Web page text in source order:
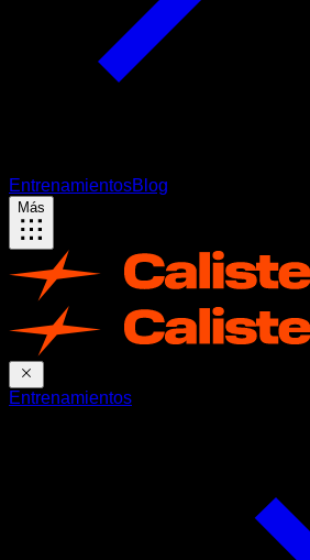
EntrenamientosBlog
Más
Entrenamientos